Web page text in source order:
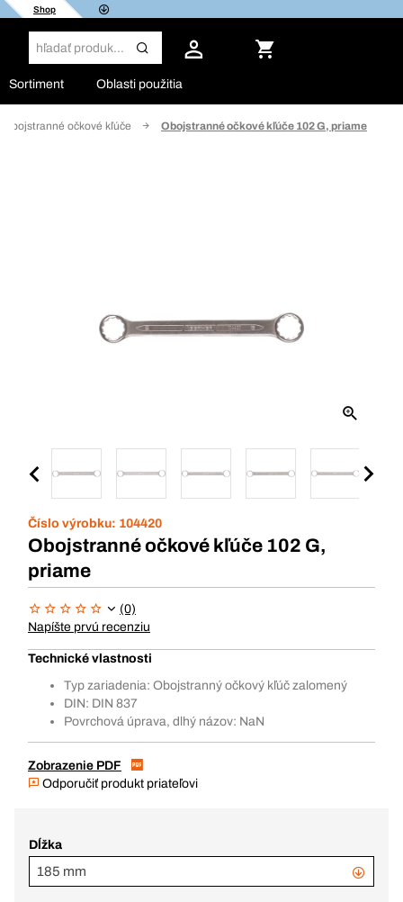
Shop
Sortiment Oblasti použitia
Obojstranné očkové kľúče Obojstranné očkové kľúče 102 G, priame
Číslo výrobku: 104420
Obojstranné očkové kľúče 102 G,
priame
(0)
Napíšte prvú recenziu
Technické vlastnosti
Typ zariadenia: Obojstranný očkový kľúč zalomený
DIN: DIN 837
Povrchová úprava, dlhý názov: NaN
Zobrazenie PDF
Odporučiť produkt priateľovi
Dĺžka
185 mm